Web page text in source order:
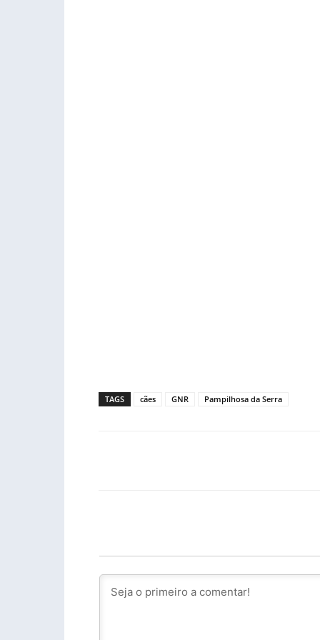
TAGS cães GNR Pampilhosa da Serra